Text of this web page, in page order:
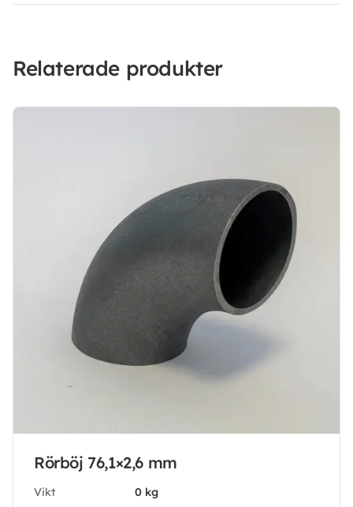
Relaterade produkter
Rörböj 76,1×2,6 mm
Vikt
0 kg